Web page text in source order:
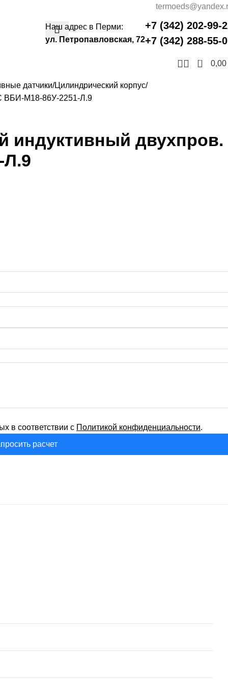
Наш адрес в Перми:
ул. Петропавловская, 72
+7 (342) 202-99-
+7 (342) 288-55-
0 0,00
датчики Цилиндрический корпус
ВБИ-М18-86У-2251-Л.9
индуктивный двухпров.
Л.9
в соответствии с Политикой конфиденциальности.
расчет